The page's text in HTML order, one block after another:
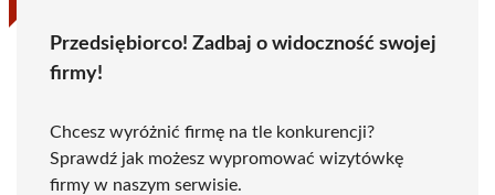
Przedsiębiorco! Zadbaj o widoczność swojej
firmy!
Chcesz wyróżnić firmę na tle konkurencji?
Sprawdź jak możesz wypromować wizytówkę
firmy w naszym serwisie.